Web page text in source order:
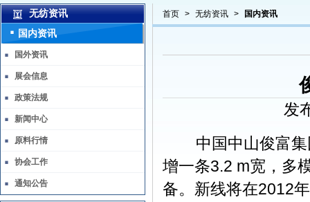
首页 > 无纺资讯 > 国内资讯
发
中国中山俊富集
增一条3.2 m宽，多
备。新线将在2012
无纺资讯
国内资讯
国外资讯
展会信息
政策法规
新闻中心
原料行情
协会工作
通知公告